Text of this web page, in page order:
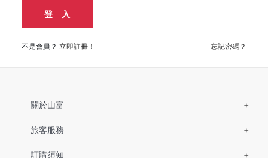
登 入
不是會員？ 立即註冊！ 忘記密碼？
關於山富
旅客服務
訂購須知